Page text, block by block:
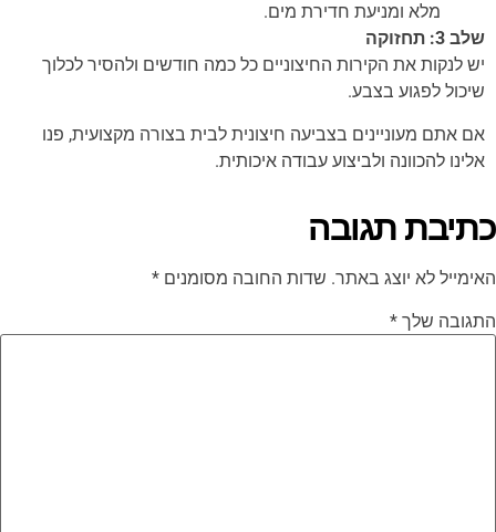
מלא ומניעת חדירת מים.
שלב 3: תחזוקה
יש לנקות את הקירות החיצוניים כל כמה חודשים ולהסיר לכלוך
שיכול לפגוע בצבע.
אם אתם מעוניינים בצביעה חיצונית לבית בצורה מקצועית, פנו
אלינו להכוונה ולביצוע עבודה איכותית.
כתיבת תגובה
האימייל לא יוצג באתר. שדות החובה מסומנים *
התגובה שלך *